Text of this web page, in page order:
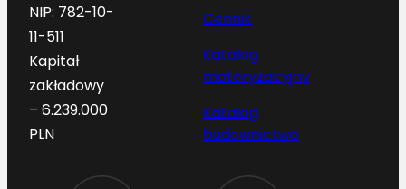
NIP: 782-10-
11-511
Kapitał
zakładowy
– 6.239.000
PLN
Cennik
Katalog
motoryzacyjny
Katalog
budownictwo